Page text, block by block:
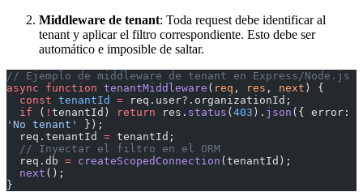
Middleware de tenant: Toda request debe identificar al
tenant y aplicar el filtro correspondiente. Esto debe ser
automático e imposible de saltar.
// Ejemplo de middleware de tenant en Express/Node.js
async function tenantMiddleware ( req , res , next ) {
  const
tenantId = req.user?.organizationId;
  if
( ! tenantId) return res. status (403 ). json
'No tenant'
});
  req.tenantId
= tenantId;
  // Inyectar el filtro en el ORM
  req.db
= createScopedConnection (tenantId);
  next
();
}